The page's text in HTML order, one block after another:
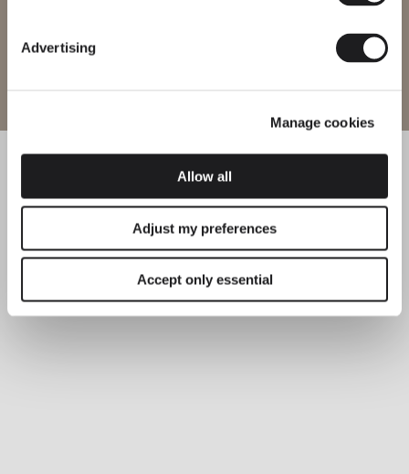
Advertising
Manage cookies
Allow all
Adjust my preferences
Accept only essential
THE EDIT ENTDECKEN
Erfahren Sie mehr über Guise und alle unsere KollektionenAlles lesen